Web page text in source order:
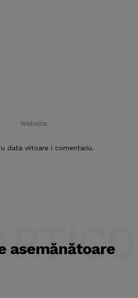
Email:*
data viitoare i comentariu.
asemănătoare